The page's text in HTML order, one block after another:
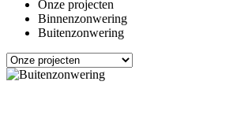
Onze projecten
Binnenzonwering
Buitenzonwering